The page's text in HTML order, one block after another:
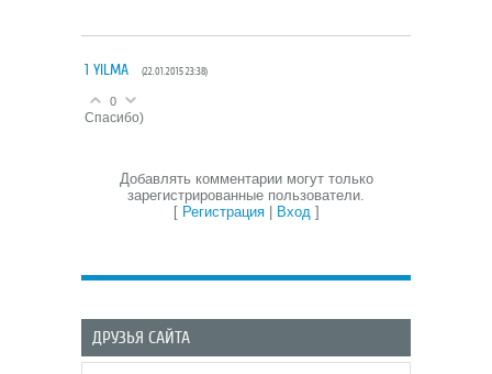
1 YILMA (22.01.2015 23:38)
0
Спасибо)
Добавлять комментарии могут только
зарегистрированные пользователи.
[ Регистрация| Вход]
ДРУЗЬЯ САЙТА